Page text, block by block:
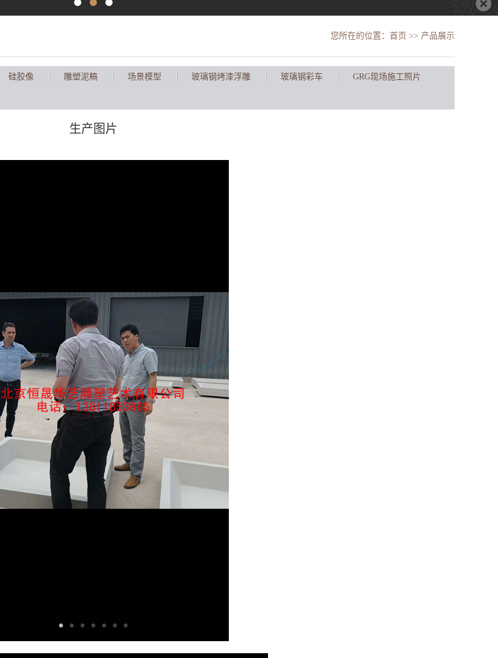
您所在的位置： 首页 >> 产品展示
硅胶像 雕塑泥稿 场景模型 玻璃钢烤漆浮雕 玻璃钢彩车 GRG现场施工照片
生产图片